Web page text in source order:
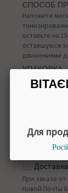
СПОСОБ
Наложите
оставьте на
оставшуюся
движениями
УПАКОВКА
25 г
Доставка
При заказе
Новой Почты
Для